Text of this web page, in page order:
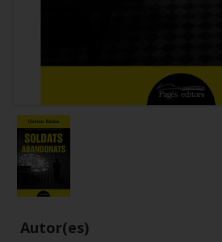
Autor(es)